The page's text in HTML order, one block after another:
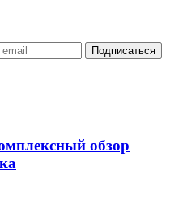
обзор